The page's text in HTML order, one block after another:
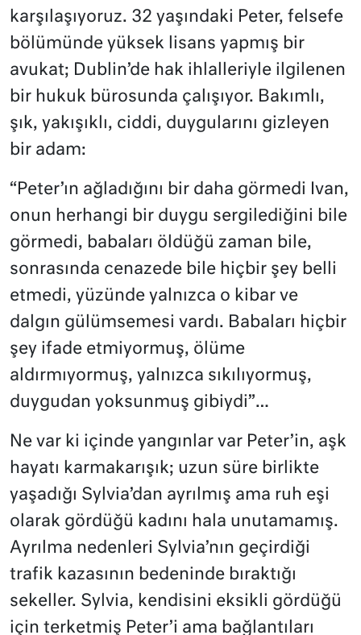
karşılaşıyoruz. 32 yaşındaki Peter, felsefe
bölümünde yüksek lisans yapmış bir
avukat; Dublin’de hak ihlalleriyle ilgilenen
bir hukuk bürosunda çalışıyor. Bakımlı,
şık, yakışıklı, ciddi, duygularını gizleyen
bir adam:
“Peter’ın ağladığını bir daha görmedi Ivan,
onun herhangi bir duygu sergilediğini bile
görmedi, babaları öldüğü zaman bile,
sonrasında cenazede bile hiçbir şey belli
etmedi, yüzünde yalnızca o kibar ve
dalgın gülümsemesi vardı. Babaları hiçbir
şey ifade etmiyormuş, ölüme
aldırmıyormuş, yalnızca sıkılıyormuş,
duygudan yoksunmuş gibiydi”…
Ne var ki içinde yangınlar var Peter’in, aşk
hayatı karmakarışık; uzun süre birlikte
yaşadığı Sylvia’dan ayrılmış ama ruh eşi
olarak gördüğü kadını hala unutamamış.
Ayrılma nedenleri Sylvia’nın geçirdiği
trafik kazasının bedeninde bıraktığı
sekeller. Sylvia, kendisini eksikli gördüğü
için terketmiş Peter’i ama bağlantıları